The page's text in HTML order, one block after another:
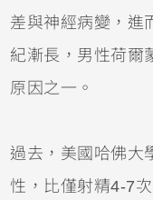
差與神經病變，進
紀漸長，男性荷爾
原因之一。
過去，美國哈佛大
性，比僅射精4-7